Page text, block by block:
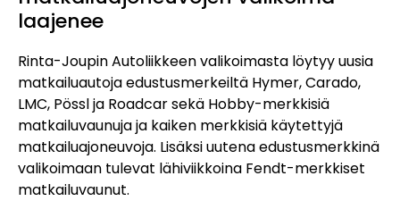
laajenee
Rinta-Joupin Autoliikkeen valikoimasta löytyy uusia
matkailuautoja edustusmerkeiltä Hymer, Carado,
LMC, Pössl ja Roadcar sekä Hobby-merkkisiä
matkailuvaunuja ja kaiken merkkisiä käytettyjä
matkailuajoneuvoja. Lisäksi uutena edustusmerkkinä
valikoimaan tulevat lähiviikkoina Fendt-merkkiset
matkailuvaunut.